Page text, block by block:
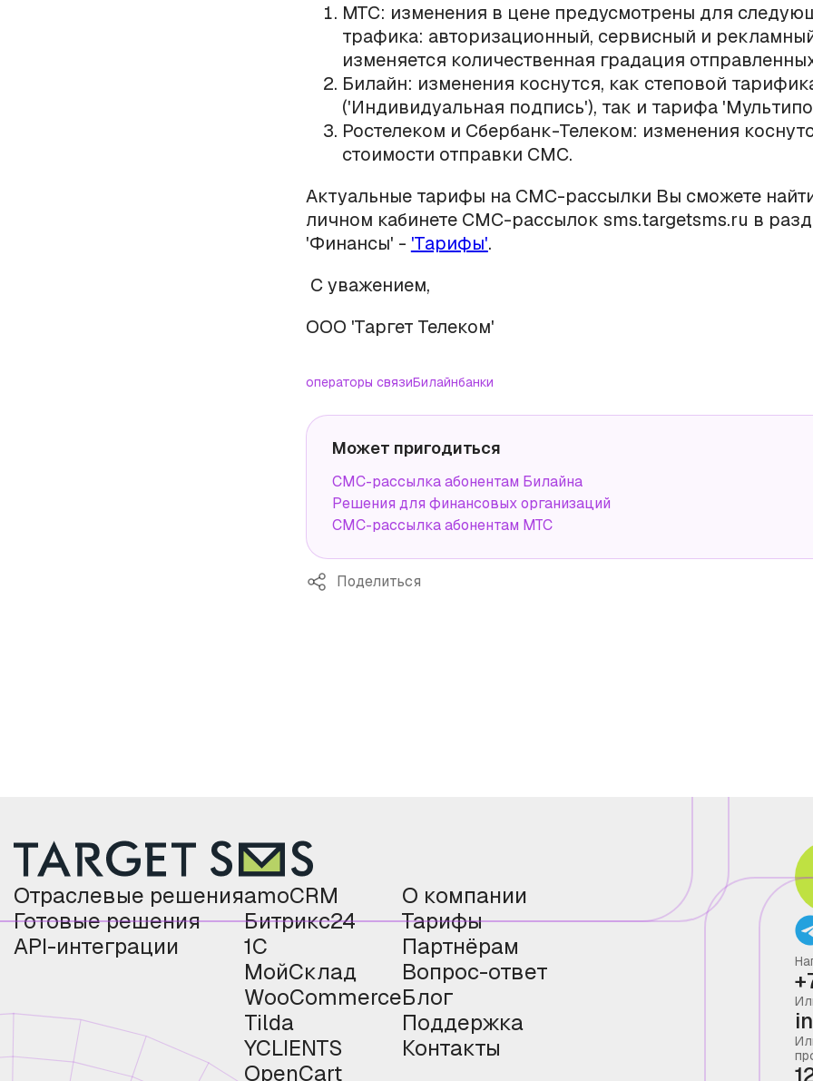
МТС: изменения в цене предусмотрены для
трафика: авторизационный, сервисный и
изменяется количественная градация
Билайн: изменения коснутся, как степовой
('Индивидуальная подпись'), так и тарифа
Ростелеком и Сбербанк-Телеком: изменения
стоимости отправки СМС.
Актуальные тарифы на СМС-рассылки Вы сможете
личном кабинете СМС-рассылок sms.targetsms.ru в
'Финансы' - 'Тарифы'.
С уважением,
ООО 'Таргет Телеком'
операторы связиБилайнбанки
Может пригодиться
СМС-рассылка абонентам Билайна
Решения для финансовых организаций
СМС-рассылка абонентам МТС
Поделиться
Отраслевые решения
Готовые решения
API-интеграции
amoCRM
Битрикс24
1С
МойСклад
WooCommerce
Tilda
YCLIENTS
OpenCart
О компании
Тарифы
Партнёрам
Вопрос-ответ
Блог
Поддержка
Контакты